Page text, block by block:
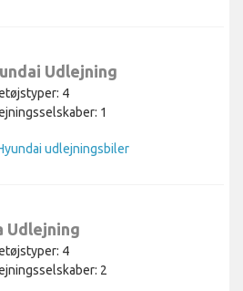
Udlejning
4
1
udlejningsbiler
Udlejning
4
2